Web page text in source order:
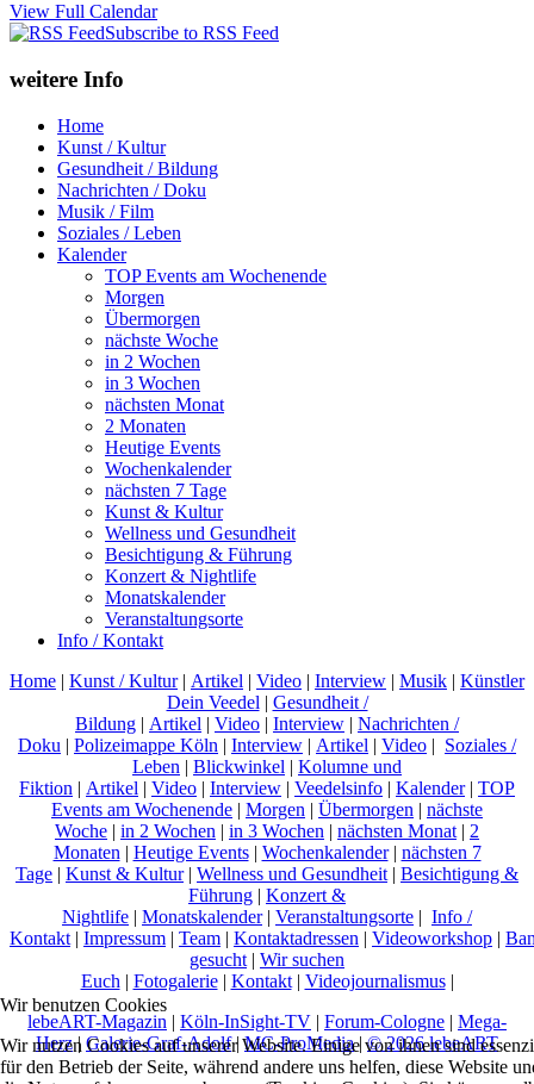
View Full Calendar
Subscribe to RSS Feed
weitere Info
Home
Kunst / Kultur
Gesundheit / Bildung
Nachrichten / Doku
Musik / Film
Soziales / Leben
Kalender
TOP Events am Wochenende
Morgen
Übermorgen
nächste Woche
in 2 Wochen
in 3 Wochen
nächsten Monat
2 Monaten
Heutige Events
Wochenkalender
nächsten 7 Tage
Kunst & Kultur
Wellness und Gesundheit
Besichtigung & Führung
Konzert & Nightlife
Monatskalender
Veranstaltungsorte
Info / Kontakt
Home | Kunst / Kultur| Artikel | Video | Interview | Musik | Künstler
Dein Veedel | Gesundheit /
Bildung | Artikel | Video | Interview | Nachrichten /
Doku | Polizeimappe Köln | Interview | Artikel | Video | Soziales /
Leben | Blickwinkel | Kolumne und
Fiktion | Artikel | Video | Interview | Veedelsinfo | Kalender| TOP
Events am Wochenende | Morgen | Übermorgen | nächste
Woche | in 2 Wochen | in 3 Wochen | nächsten Monat | 2
Monaten | Heutige Events| Wochenkalender| nächsten 7
Tage | Kunst & Kultur| Wellness und Gesundheit | Besichtigung &
Führung | Konzert &
Nightlife | Monatskalender| Veranstaltungsorte | Info /
Kontakt | Impressum | Team | Kontaktadressen | Videoworkshop |
gesucht | Wir suchen
Euch | Fotogalerie| Kontakt| Videojournalismus|
lebeART-Magazin | Köln-InSight-TV | Forum-Cologne | Mega-
Herz| Galerie-Graf-Adolf|MC-ProMedia|© 2026 lebeART
Wir benutzen Cookies
Wir nutzen Cookies auf unserer Website. Einige von ihnen sind
für den Betrieb der Seite, während andere uns helfen, diese Website